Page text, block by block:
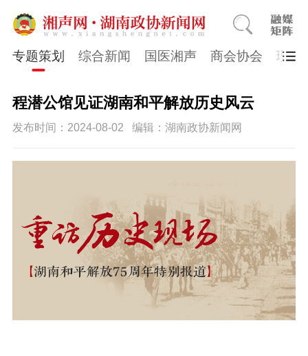
专题策划 综合新闻 国医湘声 商会协会 理论
程潜公馆见证湖南和平解放历史风云
发布时间：2024-08-02 编辑：湖南政协新闻网